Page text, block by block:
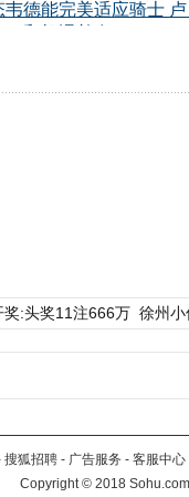
:头奖11注666万 徐州
搜狐招聘 - 广告服务 - 客服中心
Copyright©2018